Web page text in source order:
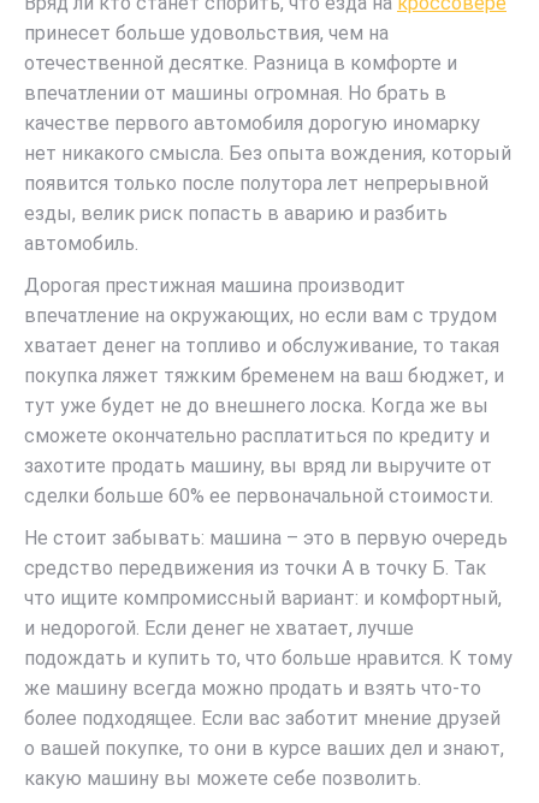
принесет больше удовольствия, чем на
отечественной десятке. Разница в комфорте и
впечатлении от машины огромная. Но брать в
качестве первого автомобиля дорогую иномарку
нет никакого смысла. Без опыта вождения, который
появится только после полутора лет непрерывной
езды, велик риск попасть в аварию и разбить
автомобиль.
Дорогая престижная машина производит
впечатление на окружающих, но если вам с трудом
хватает денег на топливо и обслуживание, то такая
покупка ляжет тяжким бременем на ваш бюджет, и
тут уже будет не до внешнего лоска. Когда же вы
сможете окончательно расплатиться по кредиту и
захотите продать машину, вы вряд ли выручите от
сделки больше 60% ее первоначальной стоимости.
Не стоит забывать: машина – это в первую очередь
средство передвижения из точки А в точку Б. Так
что ищите компромиссный вариант: и комфортный,
и недорогой. Если денег не хватает, лучше
подождать и купить то, что больше нравится. К тому
же машину всегда можно продать и взять что-то
более подходящее. Если вас заботит мнение друзей
о вашей покупке, то они в курсе ваших дел и знают,
какую машину вы можете себе позволить.